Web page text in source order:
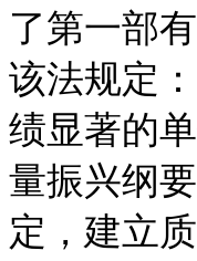
了第一部
该法规定
绩显著的
量振兴纲
定，建立